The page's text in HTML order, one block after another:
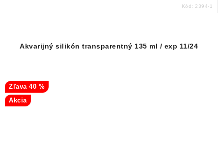
Kód: 2394-1
Akvarijný silikón transparentný 135 ml / exp 11/24
40 %
Akcia